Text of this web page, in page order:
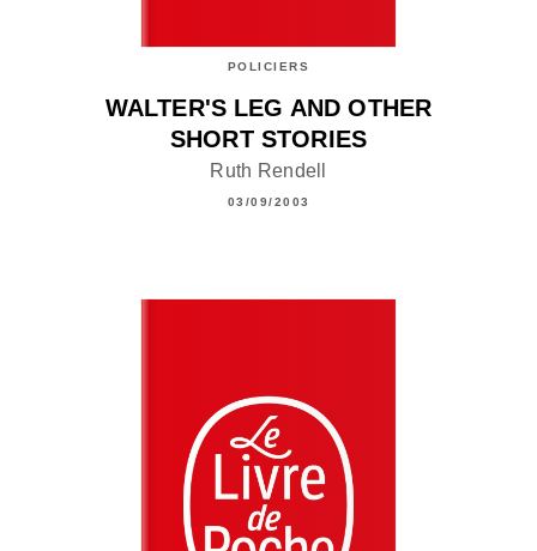
POLICIERS
WALTER'S LEG AND OTHER
SHORT STORIES
Ruth Rendell
03/09/2003